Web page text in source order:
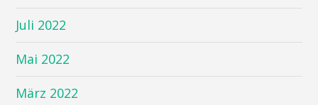
Juli 2022
Mai 2022
März 2022